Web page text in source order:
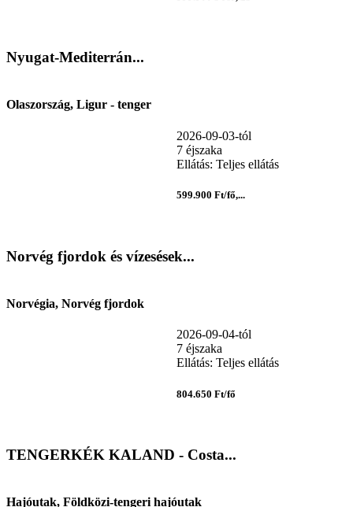
Nyugat-Mediterrán...
Olaszország, Ligur - tenger
2026-09-03-tól
7 éjszaka
Ellátás: Teljes ellátás
599.900 Ft/fő,...
Norvég fjordok és vízesések...
Norvégia, Norvég fjordok
2026-09-04-tól
7 éjszaka
Ellátás: Teljes ellátás
804.650 Ft/fő
TENGERKÉK KALAND - Costa...
Hajóutak, Földközi-tengeri hajóutak